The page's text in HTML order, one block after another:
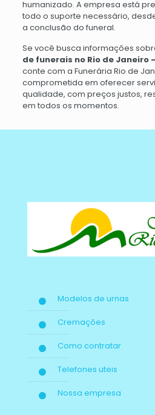
humanizado. A empresa está
todo o suporte necessário,
a conclusão do funeral.
Se você busca informações
de funerais no Rio de Janeiro
conte com a Funerária Rio de
comprometida em oferecer
qualidade, com preços justos,
em todos os momentos.
Modelos de urnas
Cremações
Como contratar
Telefones uteis
Nossa empresa